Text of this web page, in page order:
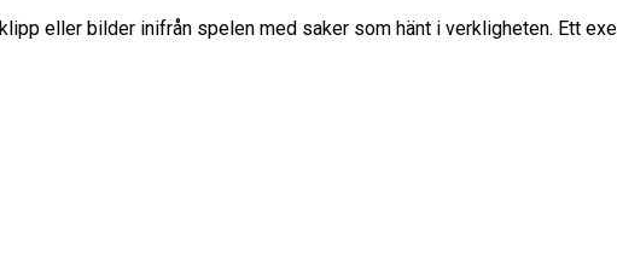
eller bilder inifrån spelen med saker som hänt i verkligheten. Ett